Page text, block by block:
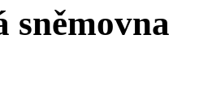
sněmovna